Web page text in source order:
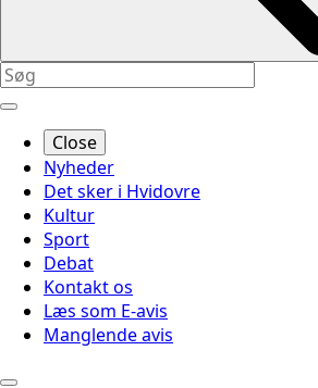
Close
Nyheder
Det sker i Hvidovre
Kultur
Sport
Debat
Kontakt os
Læs som E-avis
Manglende avis